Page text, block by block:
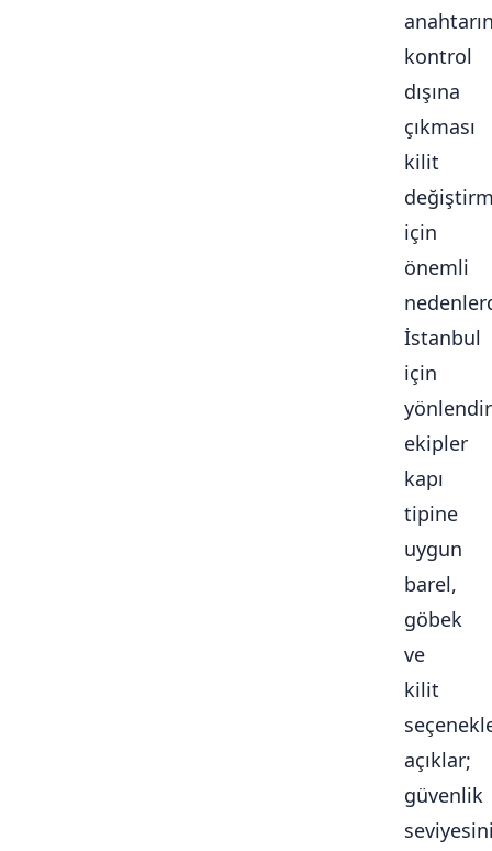
kontrol
dışına
çıkması
kilit
için
önemli
İstanbul
için
ekipler
kapı
tipine
uygun
barel,
göbek
ve
kilit
açıklar;
güvenlik